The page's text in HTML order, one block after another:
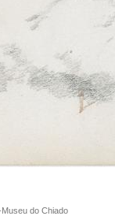
do Chiado